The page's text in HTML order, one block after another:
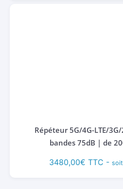
Répéteur 5G/4G-LTE/
bandes 75dB | de
3480,00€ TTC -